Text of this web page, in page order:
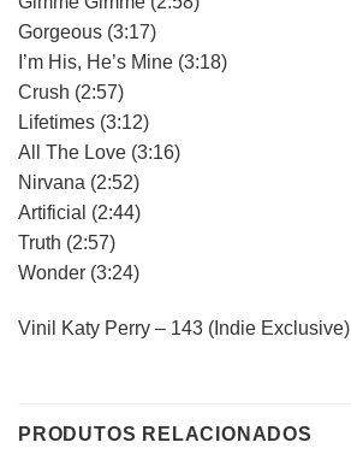
Gorgeous (3:17)
I’m His, He’s Mine (3:18)
Crush (2:57)
Lifetimes (3:12)
All The Love (3:16)
Nirvana (2:52)
Artificial (2:44)
Truth (2:57)
Wonder (3:24)
Vinil Katy Perry – 143 (Indie Exclusive)
PRODUTOS RELACIONADOS